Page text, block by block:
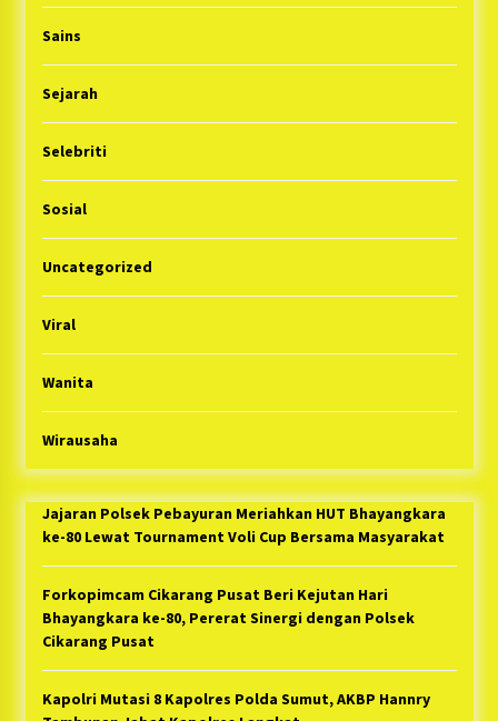
Sains
Sejarah
Selebriti
Sosial
Uncategorized
Viral
Wanita
Wirausaha
Jajaran Polsek Pebayuran Meriahkan HUT Bhayangkara
ke-80 Lewat Tournament Voli Cup Bersama Masyarakat
Forkopimcam Cikarang Pusat Beri Kejutan Hari
Bhayangkara ke-80, Pererat Sinergi dengan Polsek
Cikarang Pusat
Kapolri Mutasi 8 Kapolres Polda Sumut, AKBP Hannry